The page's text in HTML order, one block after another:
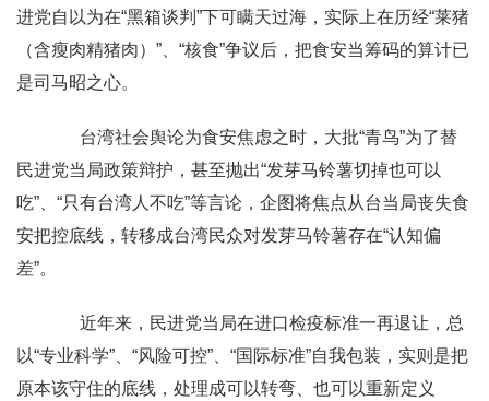
进党自以为在“黑箱谈判”下可瞒天过海，实际上在历经“莱猪
（含瘦肉精猪肉）”、“核食”争议后，把食安当筹码的算计已
是司马昭之心。
台湾社会舆论为食安焦虑之时，大批“青鸟”为了替
民进党当局政策辩护，甚至抛出“发芽马铃薯切掉也可以
吃”、“只有台湾人不吃”等言论，企图将焦点从台当局丧失食
安把控底线，转移成台湾民众对发芽马铃薯存在“认知偏
差”。
近年来，民进党当局在进口检疫标准一再退让，总
以“专业科学”、“风险可控”、“国际标准”自我包装，实则是把
原本该守住的底线，处理成可以转弯、也可以重新定义